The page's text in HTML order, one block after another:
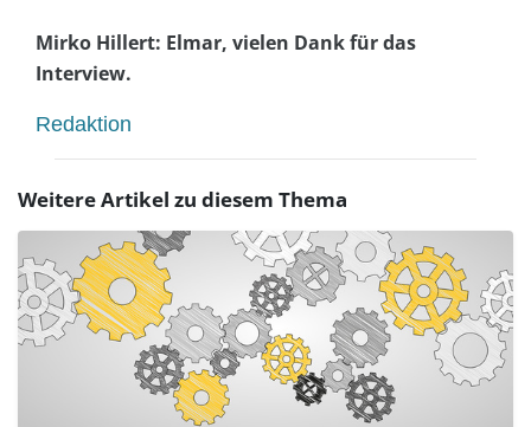
Mirko Hillert: Elmar, vielen Dank für das
Interview.
Redaktion
Weitere Artikel zu diesem Thema